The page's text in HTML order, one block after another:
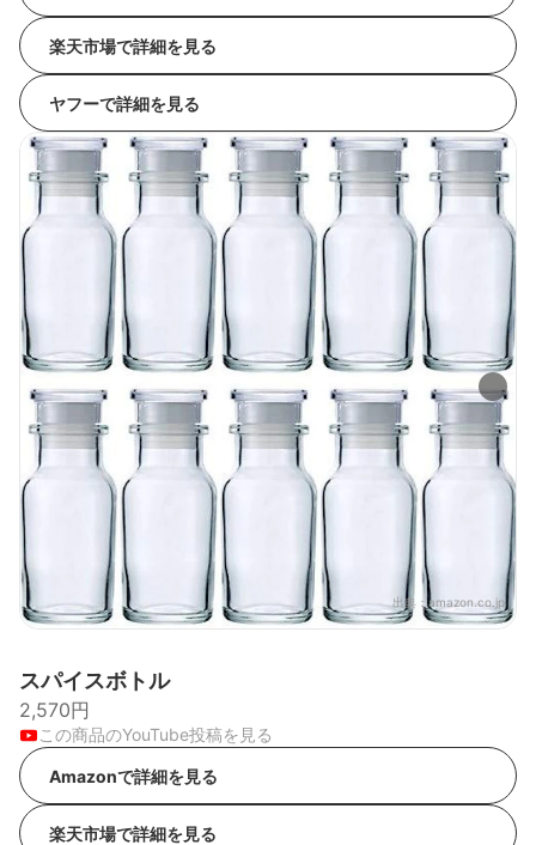
楽天市場で詳細を見る
ヤフーで詳細を見る
出典：amazon.co.jp
スパイスボトル
2,570円
この商品のYouTube投稿を見る
Amazonで詳細を見る
楽天市場で詳細を見る